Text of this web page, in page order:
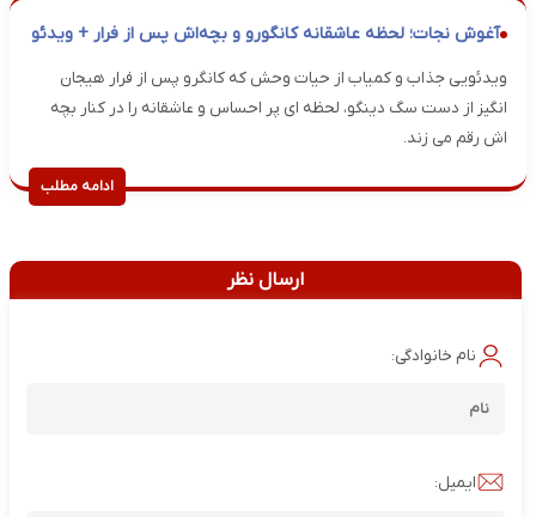
آغوش نجات؛ لحظه عاشقانه کانگورو و بچه‌اش پس از فرار + ویدئو
ویدئویی جذاب و کمیاب از حیات وحش که کانگرو پس از فرار هیجان
انگیز از دست سگ دینگو، لحظه ای پر احساس و عاشقانه را در کنار بچه
اش رقم می زند.
ادامه مطلب
ارسال نظر
نام خانوادگی:
ایمیل: